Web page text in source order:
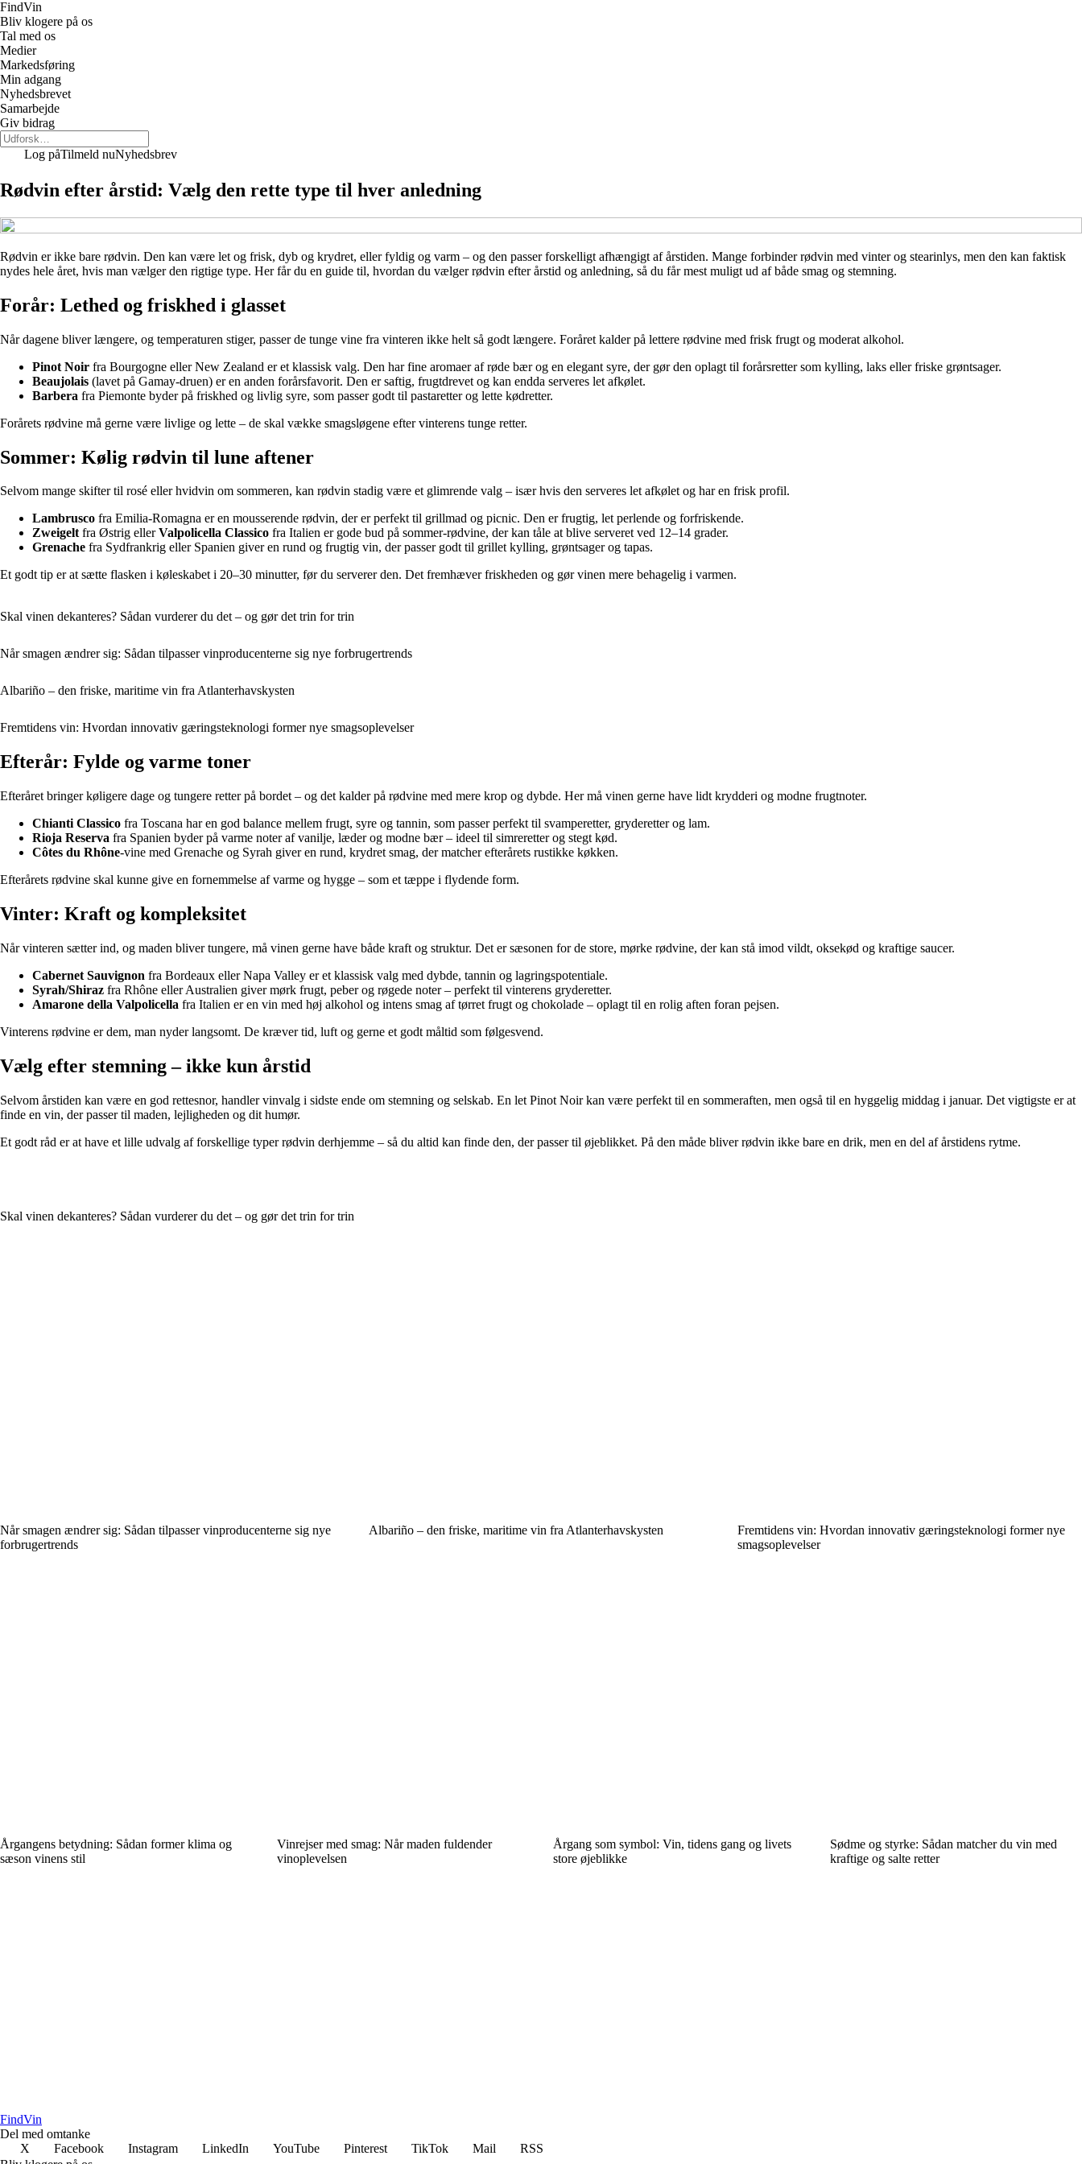
FindVin
Bliv klogere på os
Tal med os
Medier
Markedsføring
Min adgang
Nyhedsbrevet
Samarbejde
Giv bidrag
Log påTilmeld nuNyhedsbrev
Rødvin efter årstid: Vælg den rette type til hver anledning
Rødvin er ikke bare rødvin. Den kan være let og frisk, dyb og krydret, eller fyldig og varm – og den passer forskelligt afhængigt af årstiden. Mange forbinder rødvin med vinter og stearinlys, men den kan faktisk
nydes hele året, hvis man vælger den rigtige type. Her får du en guide til, hvordan du vælger rødvin efter årstid og anledning, så du får mest muligt ud af både smag og stemning.
Forår: Lethed og friskhed i glasset
Når dagene bliver længere, og temperaturen stiger, passer de tunge vine fra vinteren ikke helt så godt længere. Foråret kalder på lettere rødvine med frisk frugt og moderat alkohol.
Pinot Noir fra Bourgogne eller New Zealand er et klassisk valg. Den har fine aromaer af røde bær og en elegant syre, der gør den oplagt til forårsretter som kylling, laks eller friske grøntsager.
Beaujolais (lavet på Gamay-druen) er en anden forårsfavorit. Den er saftig, frugtdrevet og kan endda serveres let afkølet.
Barbera fra Piemonte byder på friskhed og livlig syre, som passer godt til pastaretter og lette kødretter.
Forårets rødvine må gerne være livlige og lette – de skal vække smagsløgene efter vinterens tunge retter.
Sommer: Kølig rødvin til lune aftener
Selvom mange skifter til rosé eller hvidvin om sommeren, kan rødvin stadig være et glimrende valg – især hvis den serveres let afkølet og har en frisk profil.
Lambrusco fra Emilia-Romagna er en mousserende rødvin, der er perfekt til grillmad og picnic. Den er frugtig, let perlende og forfriskende.
Zweigeltfra Østrig ellerValpolicella Classico fra Italien er gode bud på sommer-rødvine, der kan tåle at blive serveret ved 12–14 grader.
Grenache fra Sydfrankrig eller Spanien giver en rund og frugtig vin, der passer godt til grillet kylling, grøntsager og tapas.
Et godt tip er at sætte flasken i køleskabet i 20–30 minutter, før du serverer den. Det fremhæver friskheden og gør vinen mere behagelig i varmen.
Skal vinen dekanteres? Sådan vurderer du det – og gør det trin for trin
Når smagen ændrer sig: Sådan tilpasser vinproducenterne sig nye forbrugertrends
Albariño – den friske, maritime vin fra Atlanterhavskysten
Fremtidens vin: Hvordan innovativ gæringsteknologi former nye smagsoplevelser
Efterår: Fylde og varme toner
Efteråret bringer køligere dage og tungere retter på bordet – og det kalder på rødvine med mere krop og dybde. Her må vinen gerne have lidt krydderi og modne frugtnoter.
Chianti Classico fra Toscana har en god balance mellem frugt, syre og tannin, som passer perfekt til svamperetter, gryderetter og lam.
Rioja Reserva fra Spanien byder på varme noter af vanilje, læder og modne bær – ideel til simreretter og stegt kød.
Côtes du Rhône-vine med Grenache og Syrah giver en rund, krydret smag, der matcher efterårets rustikke køkken.
Efterårets rødvine skal kunne give en fornemmelse af varme og hygge – som et tæppe i flydende form.
Vinter: Kraft og kompleksitet
Når vinteren sætter ind, og maden bliver tungere, må vinen gerne have både kraft og struktur. Det er sæsonen for de store, mørke rødvine, der kan stå imod vildt, oksekød og kraftige saucer.
Cabernet Sauvignon fra Bordeaux eller Napa Valley er et klassisk valg med dybde, tannin og lagringspotentiale.
Syrah/Shiraz fra Rhône eller Australien giver mørk frugt, peber og røgede noter – perfekt til vinterens gryderetter.
Amarone della Valpolicella fra Italien er en vin med høj alkohol og intens smag af tørret frugt og chokolade – oplagt til en rolig aften foran pejsen.
Vinterens rødvine er dem, man nyder langsomt. De kræver tid, luft og gerne et godt måltid som følgesvend.
Vælg efter stemning – ikke kun årstid
Selvom årstiden kan være en god rettesnor, handler vinvalg i sidste ende om stemning og selskab. En let Pinot Noir kan være perfekt til en sommeraften, men også til en hyggelig middag i januar. Det vigtigste er at
finde en vin, der passer til maden, lejligheden og dit humør.
Et godt råd er at have et lille udvalg af forskellige typer rødvin derhjemme – så du altid kan finde den, der passer til øjeblikket. På den måde bliver rødvin ikke bare en drik, men en del af årstidens rytme.
Skal vinen dekanteres? Sådan vurderer du det – og gør det trin for trin
Når smagen ændrer sig: Sådan tilpasser vinproducenterne sig nye
forbrugertrends
Albariño – den friske, maritime vin fra Atlanterhavskysten
Fremtidens vin: Hvordan innovativ gæringsteknologi former nye
smagsoplevelser
Årgangens betydning: Sådan former klima og
sæson vinens stil
Vinrejser med smag: Når maden fuldender
vinoplevelsen
Årgang som symbol: Vin, tidens gang og livets
store øjeblikke
Sødme og styrke: Sådan matcher du vin med
kraftige og salte retter
FindVin
Del med omtanke
X
Facebook Instagram LinkedIn YouTube Pinterest TikTok Mail
RSS